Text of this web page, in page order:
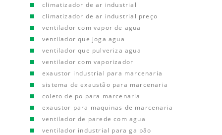
climatizador de ar industrial
climatizador de ar industrial preço
ventilador com vapor de agua
ventilador que joga agua
ventilador que pulveriza agua
ventilador com vaporizador
exaustor industrial para marcenaria
sistema de exaustão para marcenaria
coleto de po para marcenaria
exaustor para maquinas de marcenaria
ventilador de parede com agua
ventilador industrial para galpão